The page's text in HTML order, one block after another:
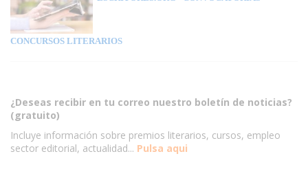
CONCURSOS LITERARIOS
¿Deseas recibir en tu correo nuestro boletín de noticias?
(gratuito)
Incluye información sobre premios literarios, cursos, empleo
sector editorial, actualidad... Pulsa aqui